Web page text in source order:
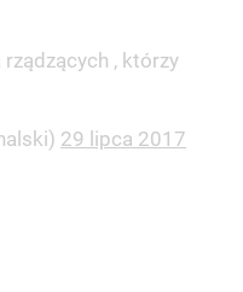
rządzących , którzy
29 lipca 2017